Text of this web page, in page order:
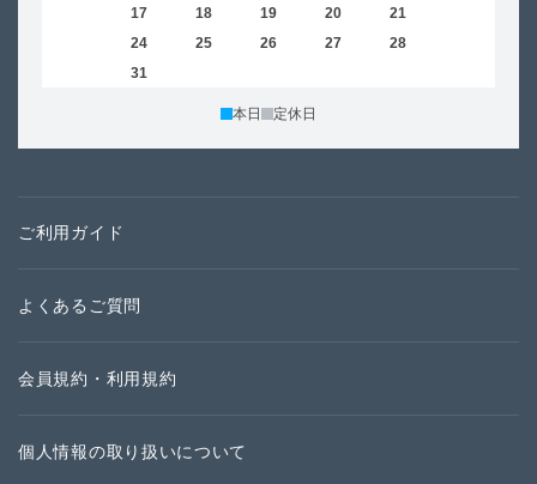
17 18 19 20 21
24 25 26 27 28
31
本日 定休日
ご利用ガイド
よくあるご質問
会員規約・利用規約
個人情報の取り扱いについて